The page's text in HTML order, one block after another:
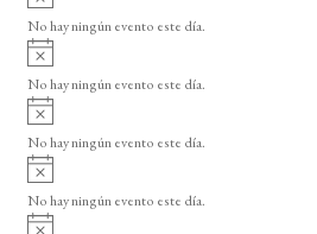
v
i
o
No hay ningún evento este día.
A
v
i
o
No hay ningún evento este día.
A
v
i
o
No hay ningún evento este día.
A
v
i
No hay ningún evento este día.
A